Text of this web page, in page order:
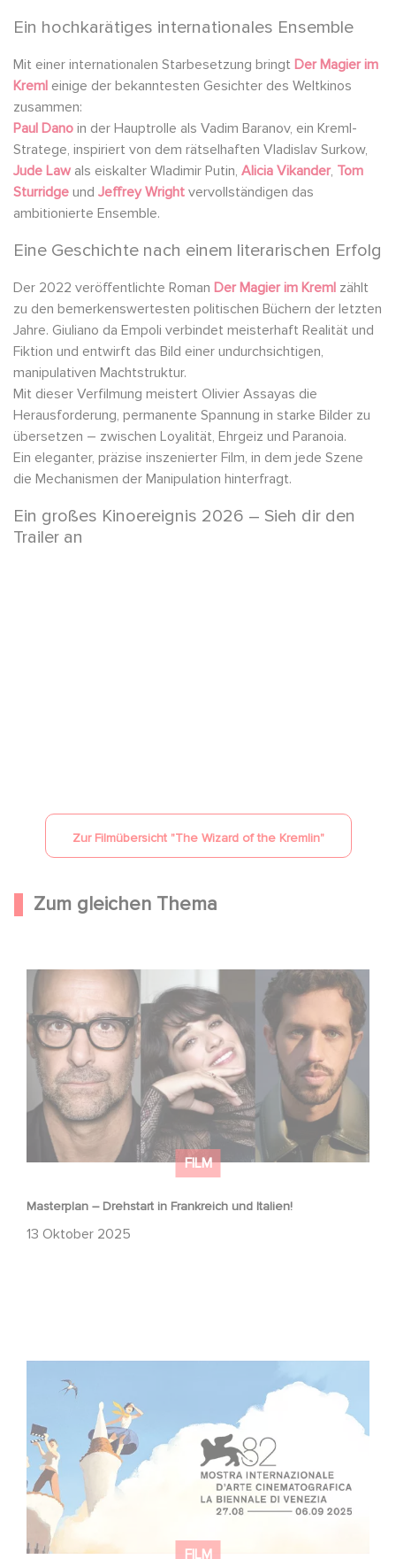
Ein hochkarätiges internationales Ensemble
Mit einer internationalen Starbesetzung bringt Der Magier im
Kreml einige der bekanntesten Gesichter des Weltkinos
zusammen:
Paul Dano in der Hauptrolle als Vadim Baranov, ein Kreml-
Stratege, inspiriert von dem rätselhaften Vladislav Surkow,
Jude Law als eiskalter Wladimir Putin, Alicia Vikander, Tom
Sturridge und Jeffrey Wright vervollständigen das
ambitionierte Ensemble.
Eine Geschichte nach einem literarischen Erfolg
Der 2022 veröffentlichte Roman Der Magier im Kreml zählt
zu den bemerkenswertesten politischen Büchern der letzten
Jahre. Giuliano da Empoli verbindet meisterhaft Realität und
Fiktion und entwirft das Bild einer undurchsichtigen,
manipulativen Machtstruktur.
Mit dieser Verfilmung meistert Olivier Assayas die
Herausforderung, permanente Spannung in starke Bilder zu
übersetzen – zwischen Loyalität, Ehrgeiz und Paranoia.
Ein eleganter, präzise inszenierter Film, in dem jede Szene
die Mechanismen der Manipulation hinterfragt.
Ein großes Kinoereignis 2026 – Sieh dir den
Trailer an
Erlauben
Zur Filmübersicht "The Wizard of the Kremlin"
Zum gleichen Thema
FILM
Masterplan – Drehstart in Frankreich und Italien!
13 Oktober 2025
Masterplan – Drehstart in Frankreich und Italien!
FILM
Mostra von Venedig!